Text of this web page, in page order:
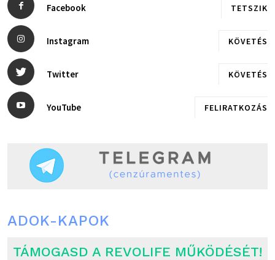
Facebook TETSZIK
Instagram KÖVETÉS
Twitter KÖVETÉS
YouTube FELIRATKOZÁS
ADOK-KAPOK
TÁMOGASD A REVOLIFE MŰKÖDÉSÉT!